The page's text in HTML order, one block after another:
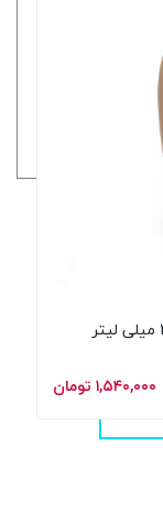
۱,۵۴۰,۰۰۰ تومان